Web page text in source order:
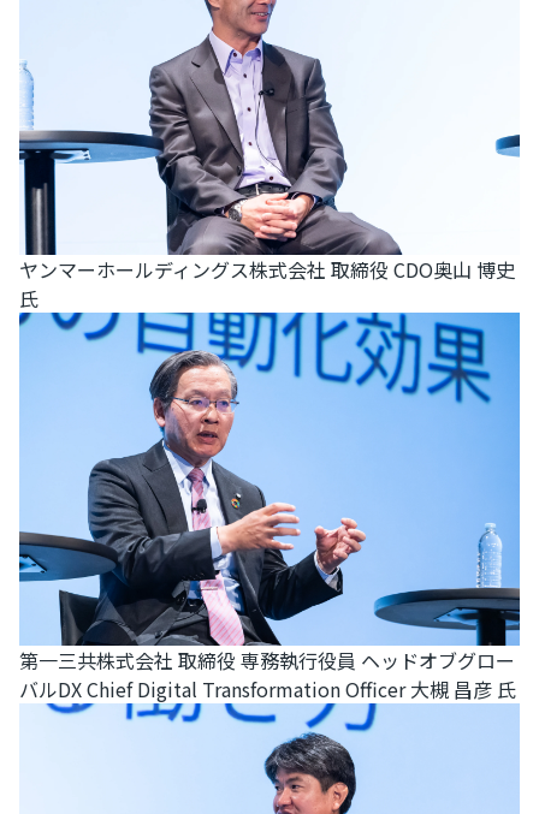
ヤンマーホールディングス株式会社 取締役 CDO奥山 博史
氏
第一三共株式会社 取締役 専務執行役員 ヘッドオブグロー
バルDX Chief Digital Transformation Officer 大槻 昌彦 氏